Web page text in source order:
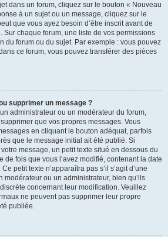
dans un forum, cliquez sur le bouton « Nouveau
à un sujet ou un message, cliquez sur le
que vous ayez besoin d’être inscrit avant de
Sur chaque forum, une liste de vos permissions
du forum ou du sujet. Par exemple : vous pouvez
ce forum, vous pouvez transférer des pièces
supprimer un message ?
administrateur ou un modérateur du forum,
que vos propres messages. Vous
en cliquant le bouton adéquat, parfois
que le message initial ait été publié. Si
message, un petit texte situé en dessous du
de fois que vous l’avez modifié, contenant la date
petit texte n’apparaîtra pas s’il s’agit d’une
modérateur ou un administrateur, bien qu’ils
concernant leur modification. Veuillez
ne peuvent pas supprimer leur propre
publiée.